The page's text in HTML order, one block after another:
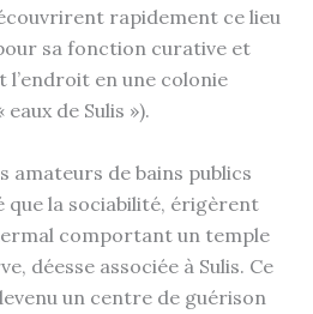
rapidement ce lieu
sa fonction curative et
en une colonie
eaux de Sulis »).
amateurs de bains publics
la sociabilité, érigèrent
comportant un temple
déesse associée à Sulis. Ce
un centre de guérison